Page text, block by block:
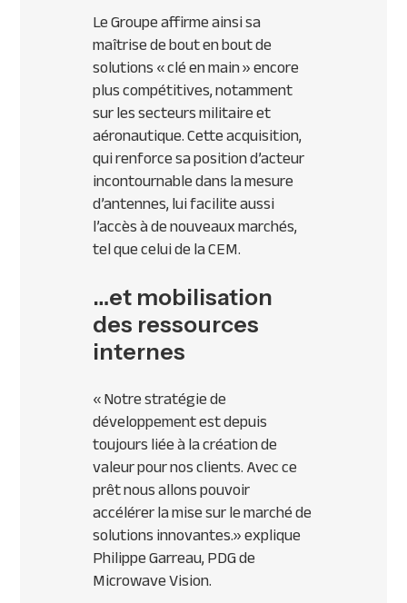
Le Groupe affirme ainsi sa
maîtrise de bout en bout de
solutions « clé en main » encore
plus compétitives, notamment
sur les secteurs militaire et
aéronautique. Cette acquisition,
qui renforce sa position d’acteur
incontournable dans la mesure
d’antennes, lui facilite aussi
l’accès à de nouveaux marchés,
tel que celui de laCEM.
…et mobilisation
des ressources
internes
« Notre stratégie de
développement est depuis
toujours liée à la création de
valeur pour nos clients. Avec ce
prêt nous allons pouvoir
accélérer la mise sur le marché de
solutions innovantes.»explique
Philippe Garreau,PDGde
Microwave Vision.